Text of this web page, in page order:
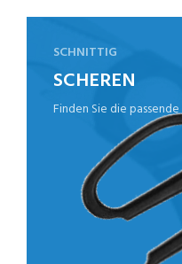
SCHNITTIG
SCHEREN
Finden Sie die